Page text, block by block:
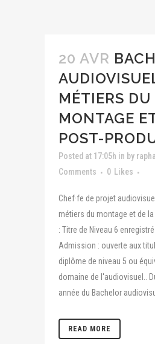
20 AVR
MÉTIERS DU
MONTAGE
POST-
Posted at 17:05h in by
Comments
0 Likes
Chef·fe de projet
métiers du montage et de
: Titre de Niveau 6 enregistré
Admission : ouverte aux
diplôme de niveau 5 ou
domaine de l'audiovisuel..
année du Bachelor
READ MORE